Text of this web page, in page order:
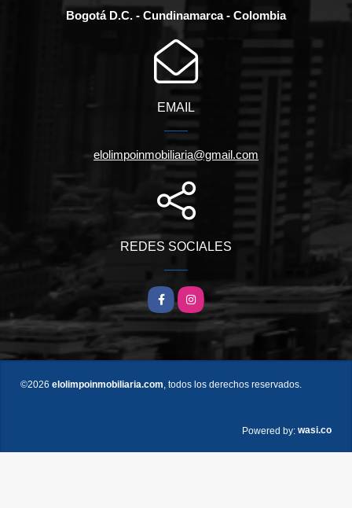
Bogotá D.C. - Cundinamarca - Colombia
EMAIL
elolimpoinmobiliaria@gmail.com
REDES SOCIALES
FacebookInstagram
©2026 elolimpoinmobiliaria.com, todos los derechos reservados.
Powered by: wasi.co